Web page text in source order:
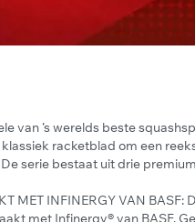
van ’s werelds beste
racketblad om een
serie bestaat uit drie
MET INFINERGY VAN
met Infinergy® van BASF.